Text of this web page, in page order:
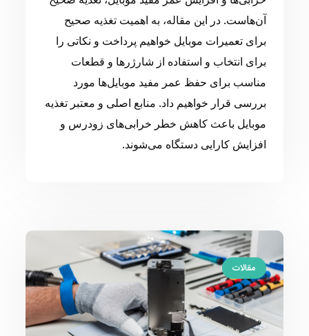
آن‌هاست. در این مقاله، به اهمیت تغذیه صحیح
برای تعمیرات موبایل خواهیم پرداخت و نکاتی را
برای انتخاب و استفاده از شارژرها و قطعات
مناسب برای حفظ عمر مفید موبایل‌ها مورد
بررسی قرار خواهیم داد. منابع اصلی و معتبر تغذیه
موبایل باعث کاهش خطر خرابی‌های زودرس و
افزایش کارایی دستگاه می‌شوند.
مقالات